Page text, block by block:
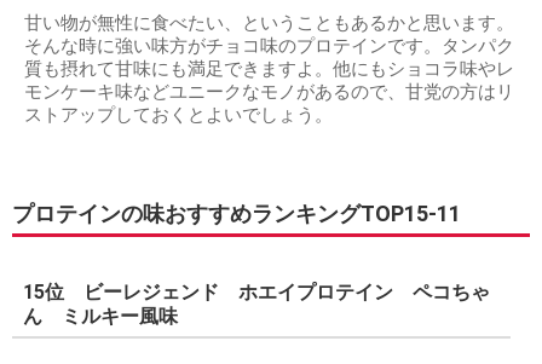
甘い物が無性に食べたい、ということもあるかと思います。
そんな時に強い味方がチョコ味のプロテインです。タンパク
質も摂れて甘味にも満足できますよ。他にもショコラ味やレ
モンケーキ味などユニークなモノがあるので、甘党の方はリ
ストアップしておくとよいでしょう。
プロテインの味おすすめランキングTOP15-11
15位 ビーレジェンド ホエイプロテイン ペコちゃ
ん ミルキー風味